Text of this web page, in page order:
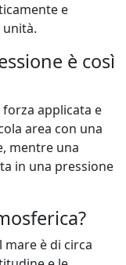
e
è così
applicata e
area con una
mentre una
in una pressione
mare è di circa